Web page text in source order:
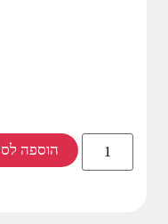
הוספה